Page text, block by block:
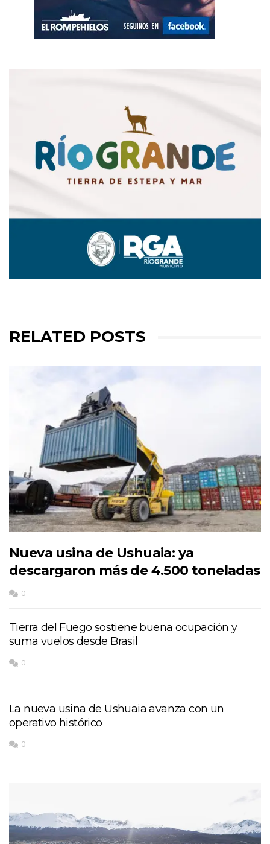
RELATED POSTS
Nueva usina de Ushuaia: ya
descargaron más de 4.500 toneladas
0
Tierra del Fuego sostiene buena ocupación y
suma vuelos desde Brasil
0
La nueva usina de Ushuaia avanza con un
operativo histórico
0